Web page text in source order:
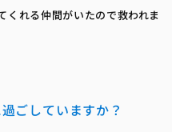
くれる仲間がいたので救われま
ごしていますか？